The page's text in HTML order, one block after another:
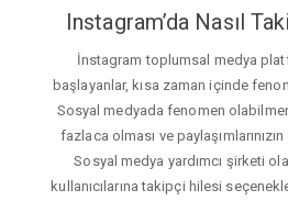
Instagram’da Nasıl
İnstagram toplumsal medya
başlayanlar, kısa zaman içinde
Sosyal medyada fenomen
fazlaca olması ve
Sosyal medya yardımcı şirketi
kullanıcılarına takipçi hilesi